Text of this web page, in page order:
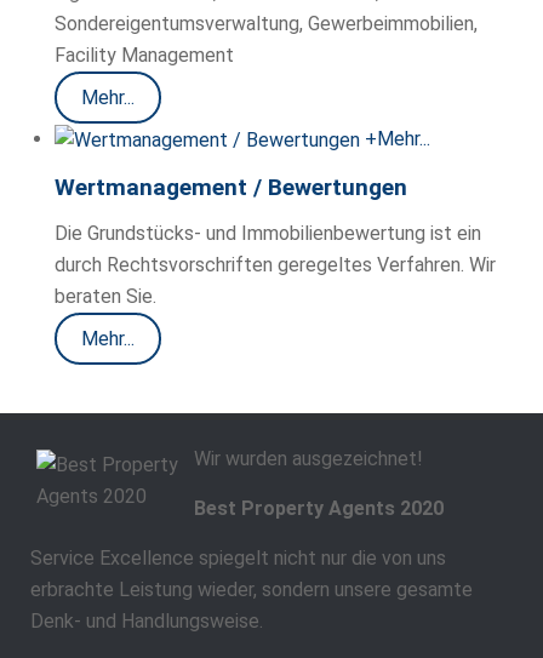
Sondereigentumsverwaltung, Gewerbeimmobilien,
Facility Management
Mehr...
+ Mehr...
Wertmanagement / Bewertungen
Die Grundstücks- und Immobilienbewertung ist ein
durch Rechtsvorschriften geregeltes Verfahren. Wir
beraten Sie.
Mehr...
Wir wurden ausgezeichnet!
Best Property Agents 2020
Service Excellence spiegelt nicht nur die von uns
erbrachte Leistung wieder, sondern unsere gesamte
Denk- und Handlungsweise.